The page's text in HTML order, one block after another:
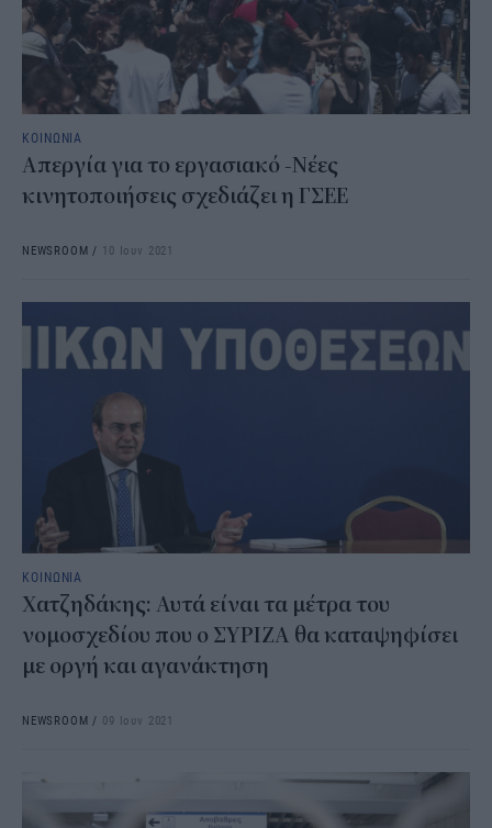
ΚΟΙΝΩΝΙΑ
Απεργία για το εργασιακό -Νέες
κινητοποιήσεις σχεδιάζει η ΓΣΕΕ
NEWSROOM / 10 Ιουν 2021
ΚΟΙΝΩΝΙΑ
Χατζηδάκης: Αυτά είναι τα μέτρα του
νομοσχεδίου που ο ΣΥΡΙΖΑ θα καταψηφίσει
με οργή και αγανάκτηση
NEWSROOM / 09 Ιουν 2021